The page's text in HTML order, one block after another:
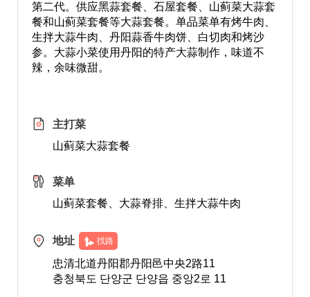
第二代。供应黑蒜套餐、石屋套餐、山蓟菜大蒜套
餐和山蓟菜套餐等大蒜套餐。单品菜单有烤牛肉、
生拌大蒜牛肉、丹阳蒜香牛肉饼、白切肉和烤沙
参。大蒜小菜使用丹阳的特产大蒜制作，味道不
辣，余味微甜。
主打菜
山蓟菜大蒜套餐
菜单
山蓟菜套餐、大蒜脊排、生拌大蒜牛肉
地址 找路
忠清北道丹阳郡丹阳邑中央2路11
충청북도 단양군 단양읍 중앙2로 11